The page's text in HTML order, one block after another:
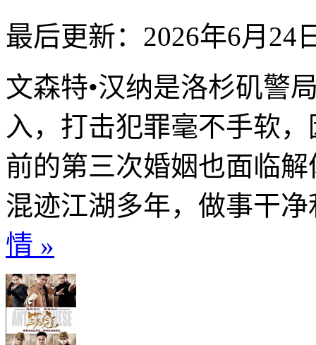
最后更新：2026年6月24
文森特•汉纳是洛杉矶警
入，打击犯罪毫不手软
前的第三次婚姻也面临
混迹江湖多年，做事干
情 »